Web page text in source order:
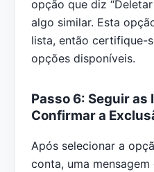
opção que diz
algo similar. Esta
lista, então certifique-
opções disponíveis.
Passo 6: Seguir
Confirmar a
Após selecionar a
conta, uma